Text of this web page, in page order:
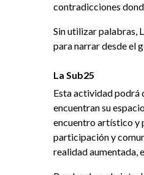
contradicciones
Sin utilizar palabras,
para narrar desde el
La Sub25
Esta actividad podrá
encuentran su
encuentro artístico y
participación y
realidad aumentada,